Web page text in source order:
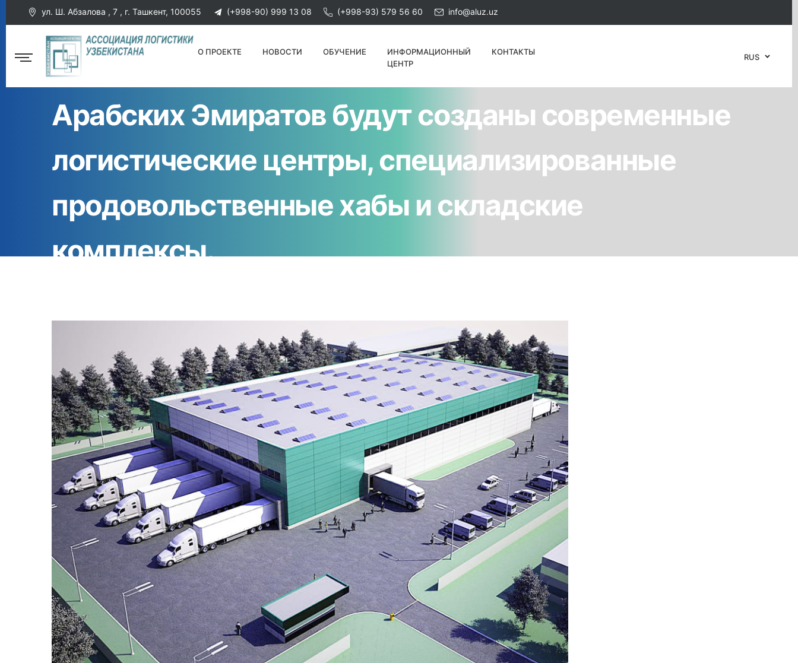
ул. Ш. Абзалова , 7 , г. Ташкент, 100055 (+998-90) 999 13 08 (+998-93) 579 56 60 info@aluz.uz
О ПРОЕКТЕ НОВОСТИ ОБУЧЕНИЕ
ИНФОРМАЦИОННЫЙ
ЦЕНТР
КОНТАКТЫ
RUS
В Узбекистане при содействии Объединённых
Арабских Эмиратов будут созданы современные
логистические центры, специализированные
продовольственные хабы и складские
комплексы.